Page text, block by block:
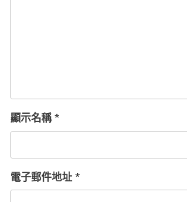
顯示名稱*
電子郵件地址 *